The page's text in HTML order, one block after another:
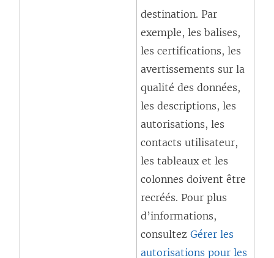
destination. Par
exemple, les balises,
les certifications, les
avertissements sur la
qualité des données,
les descriptions, les
autorisations, les
contacts utilisateur,
les tableaux et les
colonnes doivent être
recréés. Pour plus
d’informations,
consultez Gérer les
autorisations pour les